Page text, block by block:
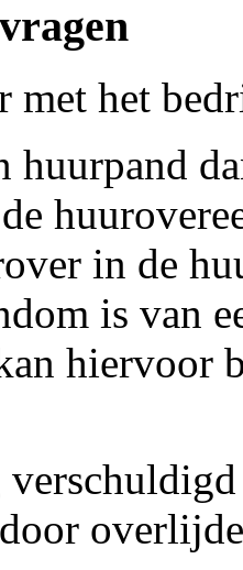
met het
huurpand
in de
is van
hiervoor